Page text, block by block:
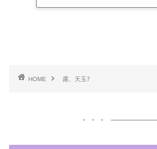
HOME 露、天玉7